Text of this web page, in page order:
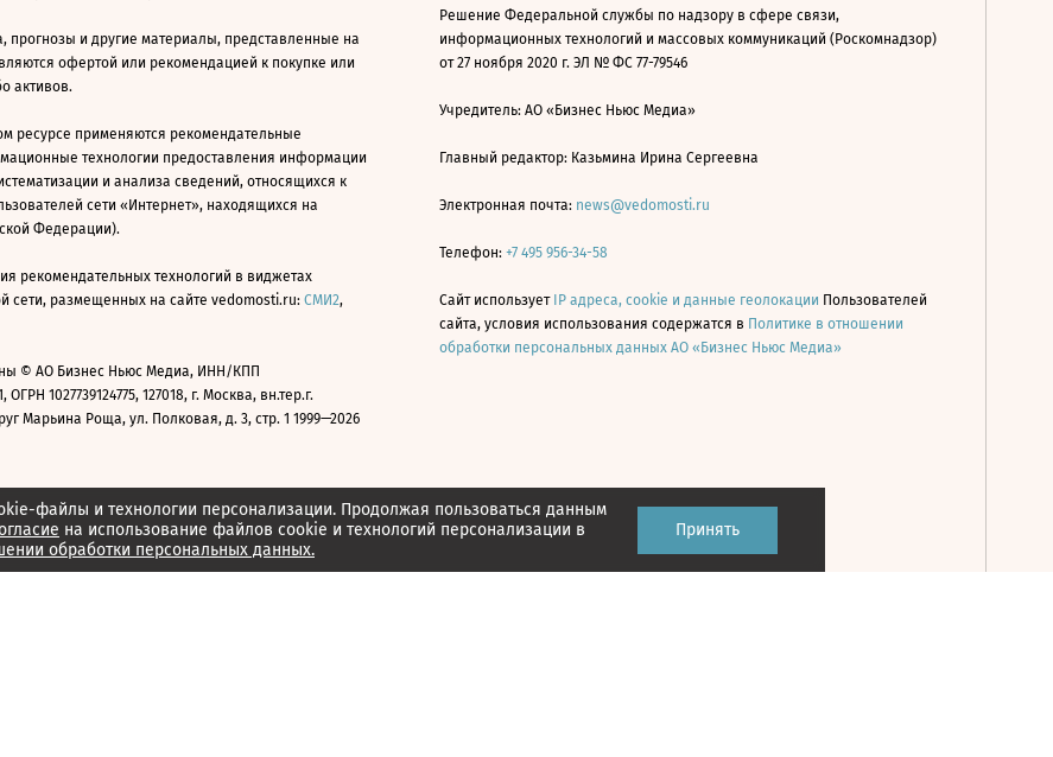
файлы и технологии персонализации. Продолжая пользоваться данным
на использование файлов cookie и технологий персонализации в
обработки персональных данных.
Принять
прогнозы и другие материалы, представленные на
офертой или рекомендацией к покупке или
активов.
ресурсе применяются рекомендательные
технологии предоставления информации
и анализа сведений, относящихся к
сети «Интернет», находящихся на
Федерации).
рекомендательных технологий в виджетах
сети, размещенных на сайте vedomosti.ru: СМИ2,
© АО Бизнес Ньюс Медиа, ИНН/КПП
ОГРН 1027739124775, 127018, г. Москва, вн.тер.г.
Марьина Роща, ул. Полковая, д. 3, стр. 1 1999—2026
Решение Федеральной службы по надзору в сфере связи,
информационных технологий и массовых коммуникаций (Роскомнадзор)
от 27 ноября 2020 г. ЭЛ № ФС 77-79546
Учредитель: АО «Бизнес Ньюс Медиа»
Главный редактор: Казьмина Ирина Сергеевна
Электронная почта: news@vedomosti.ru
Телефон: +7 495 956-34-58
Сайт использует IP адреса, cookie и данные геолокации Пользователей
сайта, условия использования содержатся в Политике в отношении
обработки персональных данных АО «Бизнес Ньюс Медиа»